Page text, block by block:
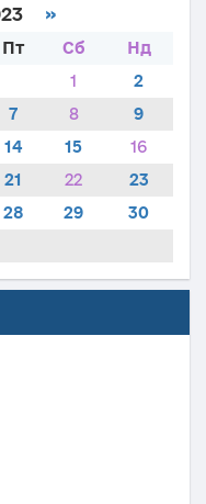
»
Пт Сб
Нд
1
2
7 8
9
14 15
16
21 22
23
28 29
30